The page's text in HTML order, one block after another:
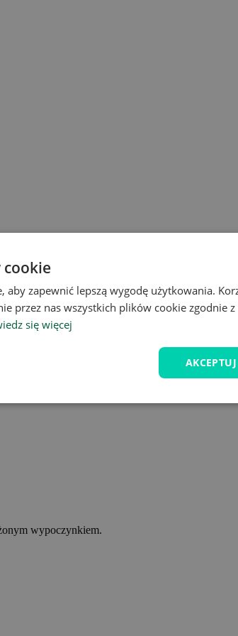
wypoczynkiem.
aby zapewnić lepszą wygodę użytkowania.
przez nas wszystkich plików cookie zgodnie
się więcej